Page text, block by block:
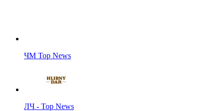
ЧМ Top News
ЛЧ - Top News